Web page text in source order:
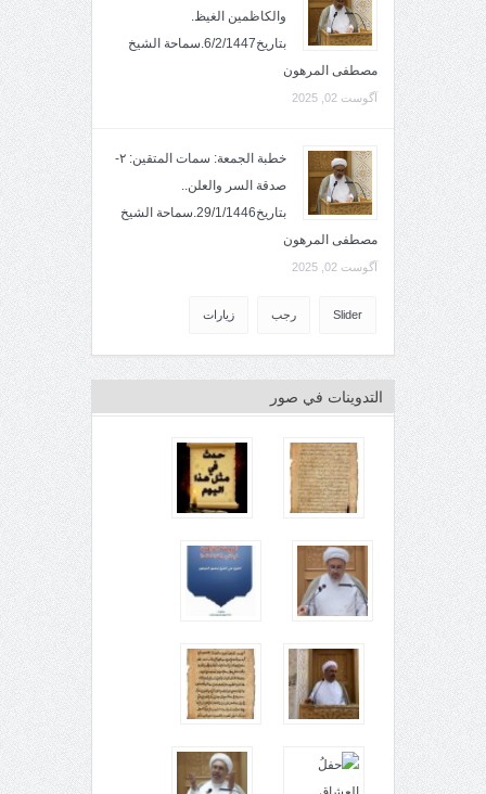
والكاظمين الغيظ.
بتاريخ6/2/1447.سماحة الشيخ
مصطفى المرهون
آگوست 02, 2025
خطبة الجمعة: سمات المتقين: ٢-
صدقة السر والعلن..
بتاريخ29/1/1446.سماحة الشيخ
مصطفى المرهون
آگوست 02, 2025
Slider رجب زيارات
التدوينات في صور